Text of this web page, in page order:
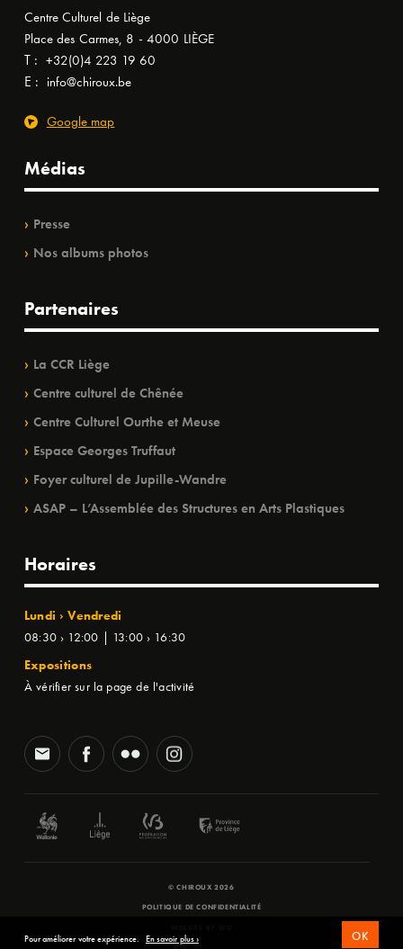
Centre Culturel de Liège
Place des Carmes, 8 - 4000 LIÈGE
T : +32(0)4 223 19 60
E : info@chiroux.be
Google map
Médias
Presse
Nos albums photos
Partenaires
La CCR Liège
Centre culturel de Chênée
Centre Culturel Ourthe et Meuse
Espace Georges Truffaut
Foyer culturel de Jupille-Wandre
ASAP – L’Assemblée des Structures en Arts Plastiques
Horaires
Lundi › Vendredi
08:30 › 12:00 | 13:00 › 16:30
Expositions
À vérifier sur la page de l'activité
© CHIROUX 2026
POLITIQUE DE CONFIDENTIALITÉ
Pour améliorer votre expérience. En savoir plus › OK